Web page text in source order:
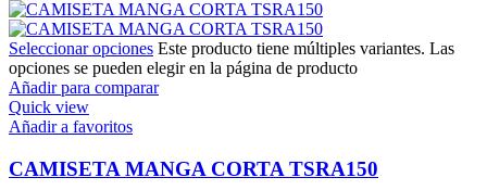
Seleccionar opciones Este producto tiene múltiples variantes. Las
opciones se pueden elegir en la página de producto
Añadir para comparar
Quick view
Añadir a favoritos
CAMISETA MANGA CORTA TSRA150